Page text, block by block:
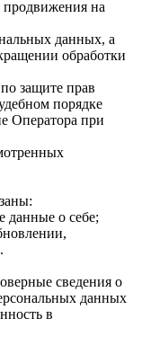
продвижения на
данных, а
обработки
защите прав
порядке
Оператора при
данные о себе;
сведения о
данных
в